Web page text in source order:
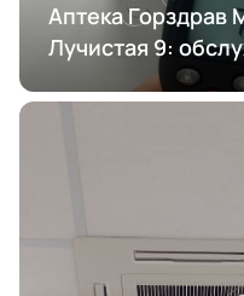
Аптека Горздрав
Лучистая 9: